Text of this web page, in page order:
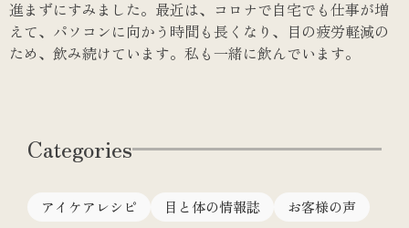
進まずにすみました。最近は、コロナで自宅でも仕事が増
えて、パソコンに向かう時間も長くなり、目の疲労軽減の
ため、飲み続けています。私も一緒に飲んでいます。
Categories
アイケアレシピ 目と体の情報誌 お客様の声